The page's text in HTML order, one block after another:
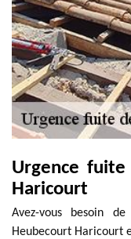
Urgence
Haricourt
Avez-vous besoin
Heubecourt Haricourt